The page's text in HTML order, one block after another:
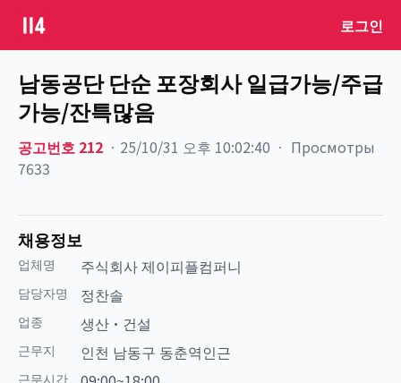
로그인
남동공단 단순 포장회사 일급가능/주급
가능/잔특많음
공고번호 212 ㆍ 25/10/31 오후 10:02:40 ㆍ Просмотры
7633
채용정보
업체명 주식회사 제이피플컴퍼니
담당자명 정찬솔
업종 생산·건설
근무지 인천 남동구 동춘역인근
근무시간